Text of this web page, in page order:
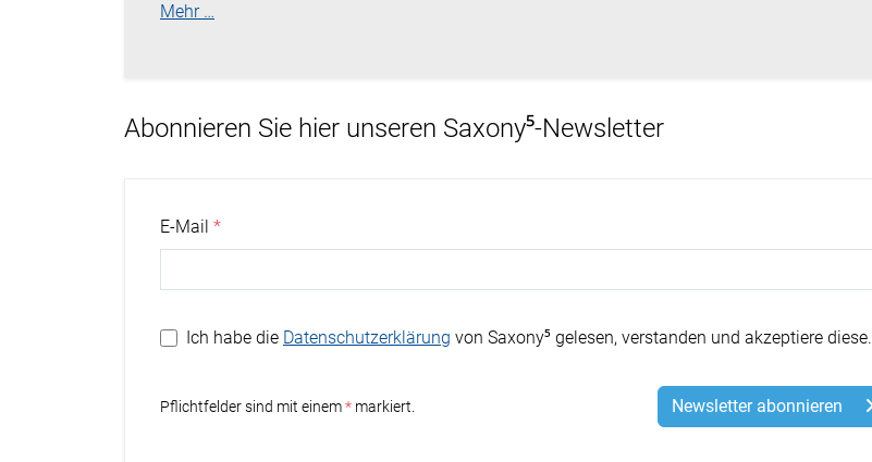
Mehr …
Abonnieren Sie hier unseren Saxony⁵-Newsletter
E-Mail
Ich habe die Datenschutzerklärung von Saxony⁵ gelesen, verstanden und akzeptiere diese.
Pflichtfelder sind mit einem Stern
markiert. Newsletter abonnieren